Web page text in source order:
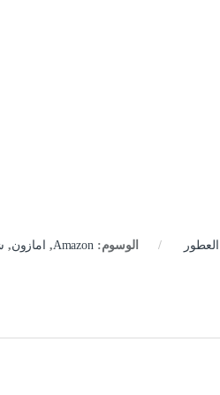
العطور الوسوم: Amazon
, امازون,